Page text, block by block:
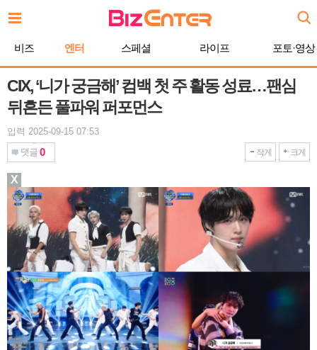
문
비즈 엔터 스페셜 라이프 포토·영상
CIX, ‘니가 궁금해’ 컴백 첫 주 활동 성료…팬심
뒤흔든 풀파워 퍼포먼스
입력 2025-09-15 07:53
댓글 0 작게 크게
X